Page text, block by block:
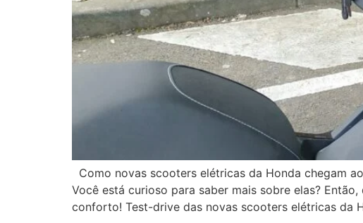
Como novas scooters elétricas da Honda chegam
Você está curioso para saber mais sobre elas?
conforto! Test-drive das novas scooters elétricas da